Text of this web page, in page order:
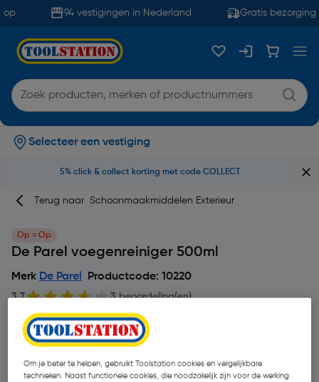
94 vestigingen in Nederland Gratis bezorging
Selecteer een vestiging
5% click & collect korting met code COLLECT
Terug naar Schoonmaakmiddelen Exterieur
Op = Op
De Parel voegenreiniger 500ml
Merk De Parel Productcode: 10220
3.7 3 beoordeling(en)
Om je beter te helpen, gebruikt Toolstation cookies en vergelijkbare
technieken. Naast functionele cookies, die noodzakelijk zijn voor de werking